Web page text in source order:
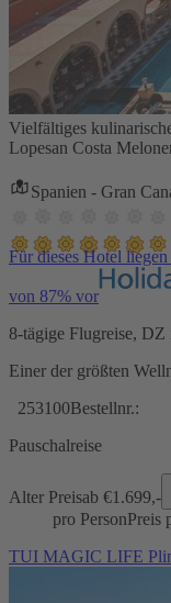
Vielfältiges
Lopesan Costa
Spanien - Gran
Für dieses Hotel
von 87% vor
8-tägige Flugreise,
Einer der größten
253100Bestellnr.:
Pauschalreise
Alter Preisab €1.699,-
pro PersonPreis
TUI MAGIC LIFE